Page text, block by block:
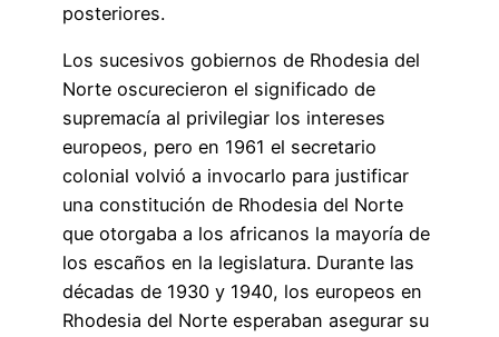
posteriores.
Los sucesivos gobiernos de Rhodesia del
Norte oscurecieron el significado de
supremacía al privilegiar los intereses
europeos, pero en 1961 el secretario
colonial volvió a invocarlo para justificar
una constitución de Rhodesia del Norte
que otorgaba a los africanos la mayoría de
los escaños en la legislatura. Durante las
décadas de 1930 y 1940, los europeos en
Rhodesia del Norte esperaban asegurar su